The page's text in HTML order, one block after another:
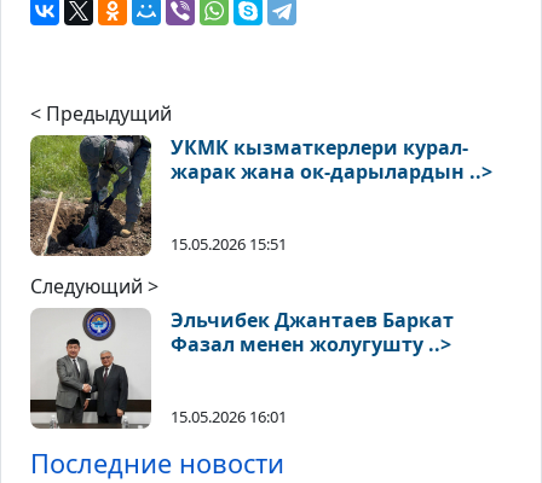
< Предыдущий
УКМК кызматкерлери курал-
жарак жана ок-дарылардын ..>
15.05.2026 15:51
Следующий >
Эльчибек Джантаев Баркат
Фазал менен жолугушту ..>
15.05.2026 16:01
Последние новости